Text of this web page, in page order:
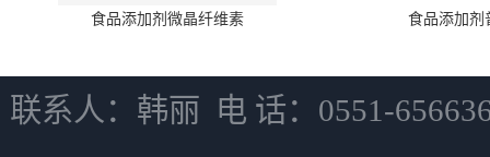
食品添加剂微晶纤维素 食品添加剂
联系人：韩丽 电 话：0551-